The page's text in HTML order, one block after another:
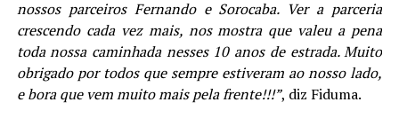
nossos parceiros Fernando e Sorocaba. Ver a parceria
crescendo cada vez mais, nos mostra que valeu a pena
toda nossa caminhada nesses 10 anos de estrada. Muito
obrigado por todos que sempre estiveram ao nosso lado,
e bora que vem muito mais pela frente!!!”, diz Fiduma.